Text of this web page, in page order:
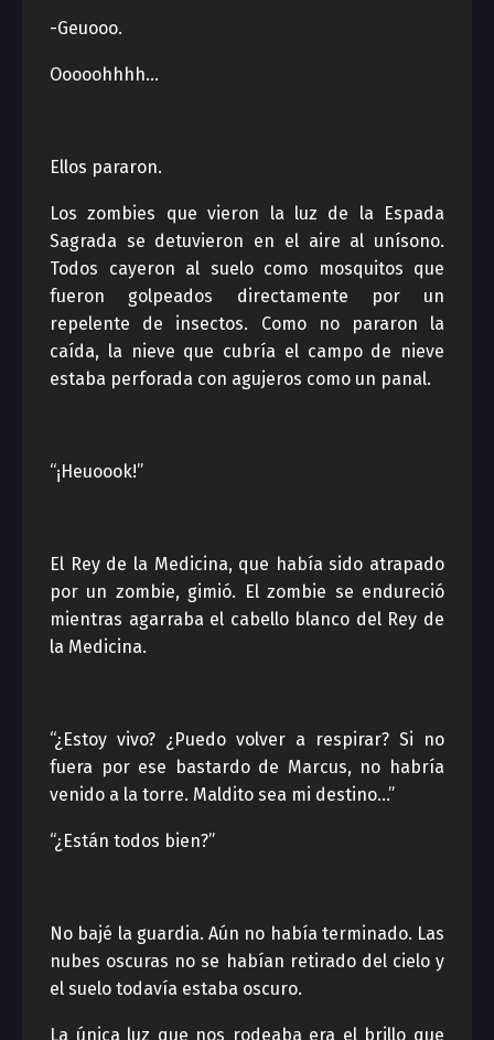
-Geuooo.
Ooooohhhh…
Ellos pararon.
Los zombies que vieron la luz de la Espada
Sagrada se detuvieron en el aire al unísono.
Todos cayeron al suelo como mosquitos que
fueron golpeados directamente por un
repelente de insectos. Como no pararon la
caída, la nieve que cubría el campo de nieve
estaba perforada con agujeros como un panal.
“¡Heuoook!”
El Rey de la Medicina, que había sido atrapado
por un zombie, gimió. El zombie se endureció
mientras agarraba el cabello blanco del Rey de
la Medicina.
“¿Estoy vivo? ¿Puedo volver a respirar? Si no
fuera por ese bastardo de Marcus, no habría
venido a la torre. Maldito sea mi destino…”
“¿Están todos bien?”
No bajé la guardia. Aún no había terminado. Las
nubes oscuras no se habían retirado del cielo y
el suelo todavía estaba oscuro.
La única luz que nos rodeaba era el brillo que